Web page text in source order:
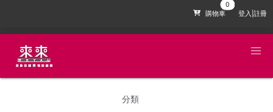
購物車 登入|註冊
分類